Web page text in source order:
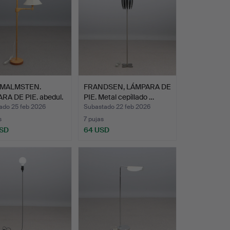
DE PIE. abedul.
25 feb 2026
FRANDSEN, LÁMPARA DE
PIE. Metal cepillado …
Subastado 22 feb 2026
7 pujas
64 USD